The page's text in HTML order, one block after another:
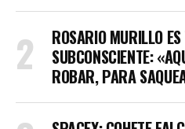
ROSARIO MURILLO
SUBCONSCIENTE:
ROBAR, PARA